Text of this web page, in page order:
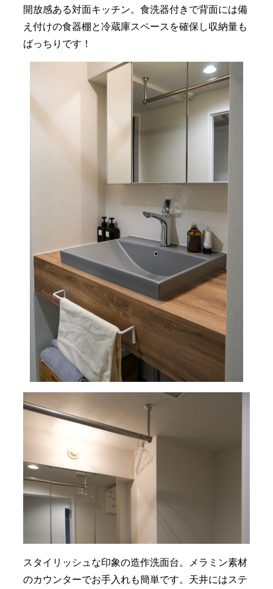
開放感ある対面キッチン。食洗器付きで背面には備
え付けの食器棚と冷蔵庫スペースを確保し収納量も
ばっちりです！
スタイリッシュな印象の造作洗面台。メラミン素材
のカウンターでお手入れも簡単です。天井にはステ